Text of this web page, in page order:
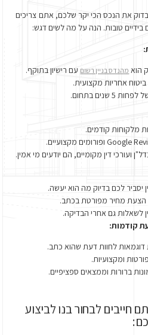
את הנכס הכי יקר שלכם, אתם צריכים
טובות. הנה על מה לשים דגש:
הוא מהנדס בניין רשום עם רישיון בתוקף.
אחריות מקצועית.
5 שנים בתחום.
מלקוחות קודמים.
ועורכי דין מקומיים, הם יודעים מי אמין.
יסביר לכם בדיוק מה הוא יעשה.
הצעת מחיר מפורטת בכתב.
לשאלות גם אחרי הבדיקה.
קודמות:
דוגמאות לחוות דעת שהוא כתב.
ומקצועיות.
ברורות וממצאים ספציפיים.
אתם חייבים לבחור בנו לביצוע